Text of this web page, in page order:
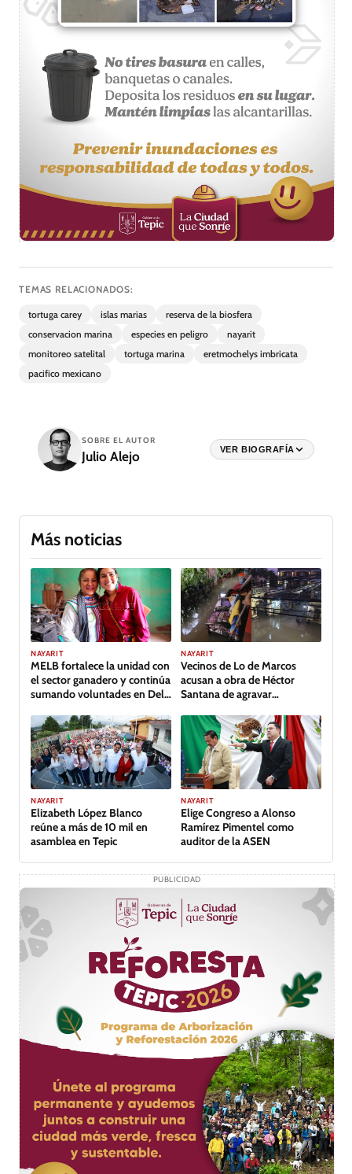
TEMAS RELACIONADOS:
tortuga carey islas marias
reserva de la biosfera
conservacion marina
especies en peligro
nayarit
monitoreo satelital
tortuga marina
eretmochelys imbricata
pacifico mexicano
SOBRE EL AUTOR
Julio Alejo VER BIOGRAFÍA
Más noticias
NAYARIT
MELB fortalece la unidad con
el sector ganadero y continúa
sumando voluntades en Del
NAYARIT
Vecinos de Lo de Marcos
acusan a obra de Héctor
Santana de agravar
NAYARIT
Elizabeth López Blanco
reúne a más de 10 mil en
asamblea en Tepic
NAYARIT
Elige Congreso a Alonso
Ramírez Pimentel como
auditor de la ASEN
PUBLICIDAD